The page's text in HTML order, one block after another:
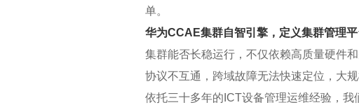
单。
华为CCAE集群自智引擎，定义集群管理
集群能否长稳运行，不仅依赖高质量硬件
协议不互通，跨域故障无法快速定位，大
依托三十多年的ICT设备管理运维经验，